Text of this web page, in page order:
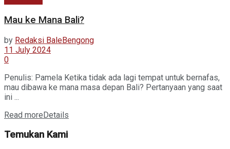
Mau ke Mana Bali?
by Redaksi BaleBengong
11 July 2024
0
Penulis: Pamela Ketika tidak ada lagi tempat untuk bernafas,
mau dibawa ke mana masa depan Bali? Pertanyaan yang saat
ini ...
Read moreDetails
Temukan Kami